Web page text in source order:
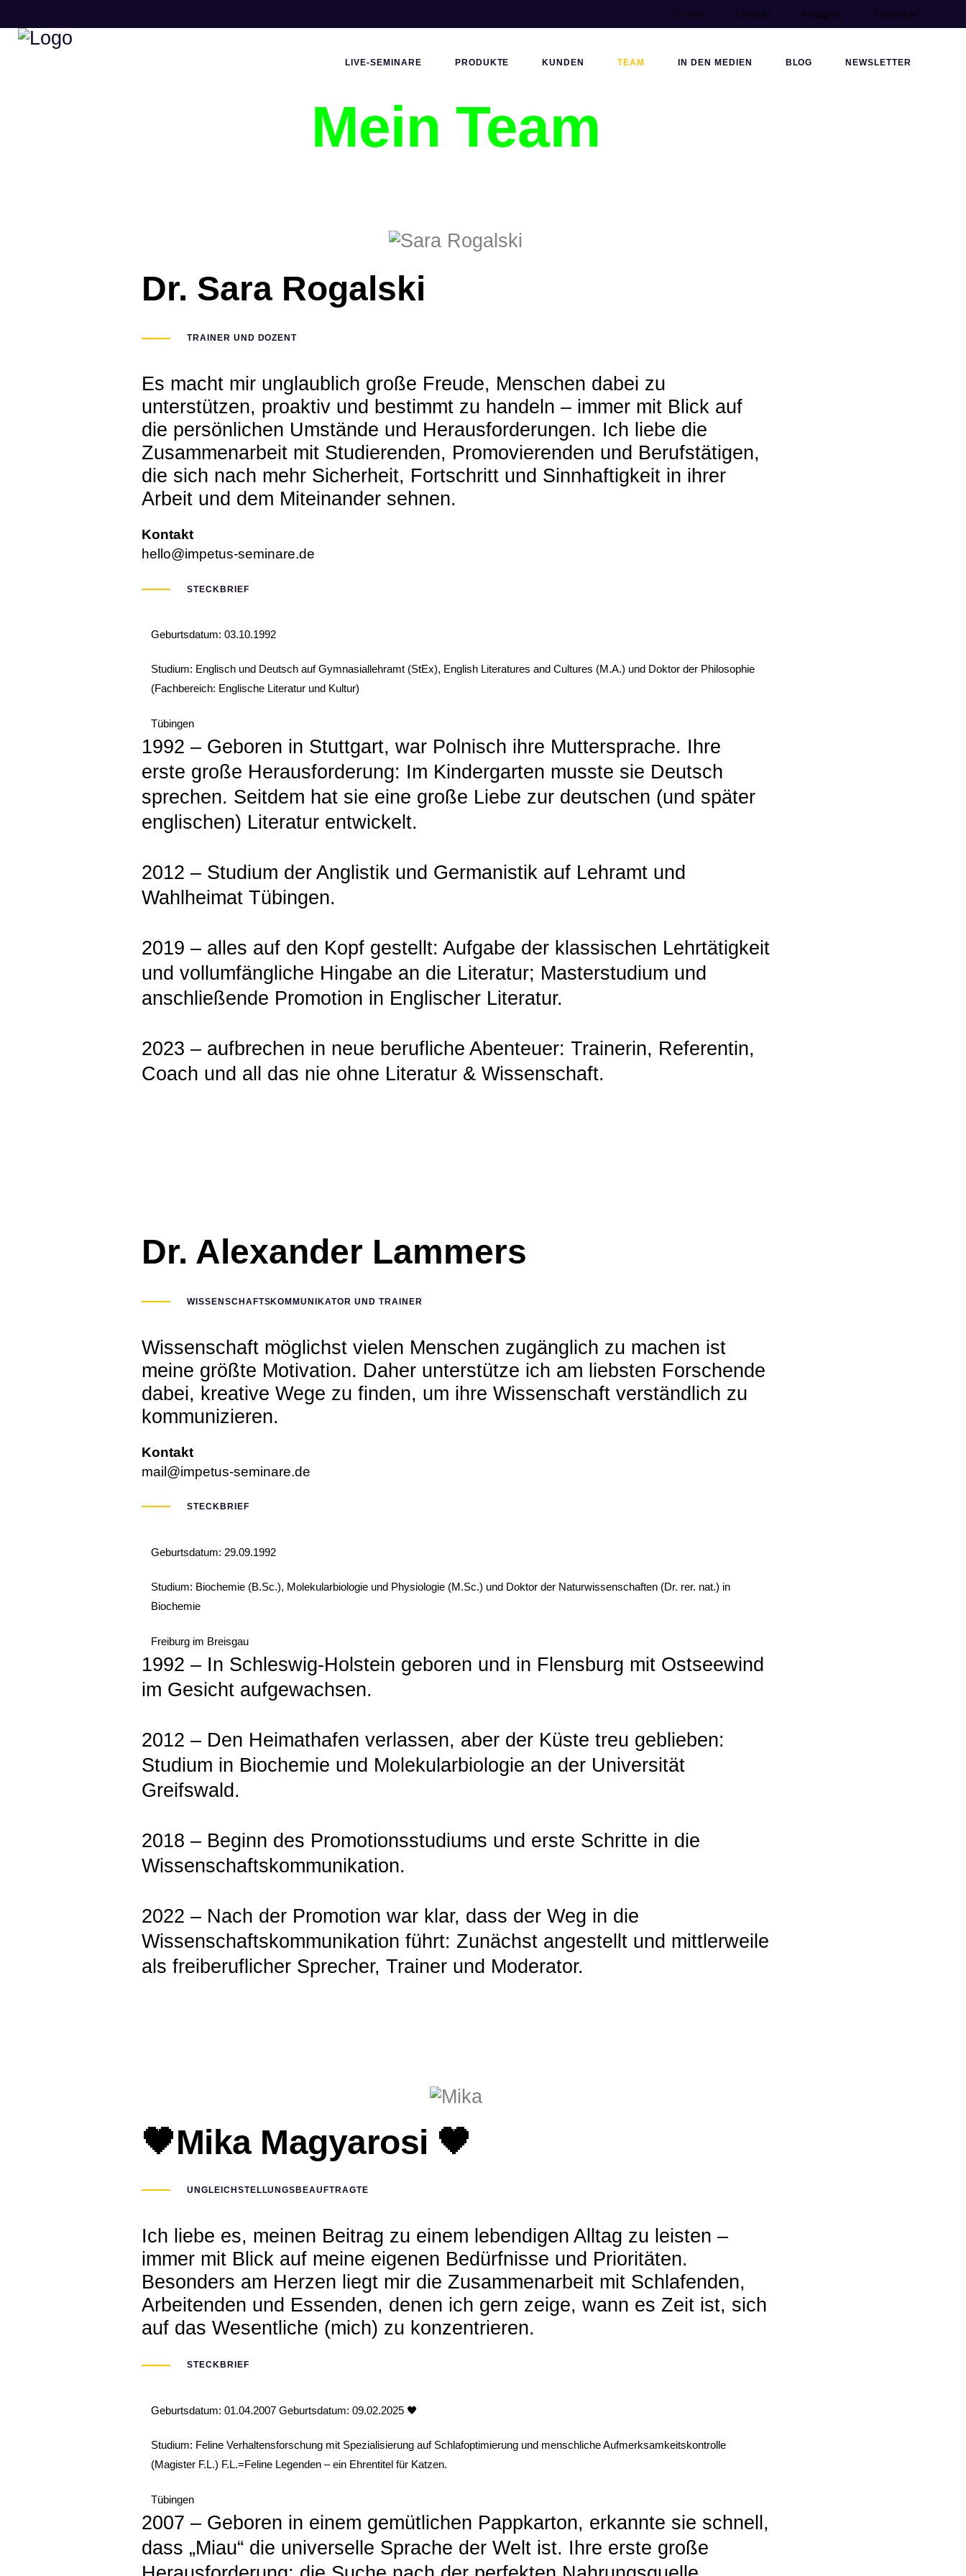
Kontakt LinkedIn Instagram Facebook
LIVE-SEMINARE PRODUKTE KUNDEN TEAM IN DEN MEDIEN BLOG NEWSLETTER
Mein Team
Dr. Sara Rogalski
TRAINER UND DOZENT
Es macht mir unglaublich große Freude, Menschen dabei zu
unterstützen, proaktiv und bestimmt zu handeln – immer mit Blick auf
die persönlichen Umstände und Herausforderungen. Ich liebe die
Zusammenarbeit mit Studierenden, Promovierenden und Berufstätigen,
die sich nach mehr Sicherheit, Fortschritt und Sinnhaftigkeit in ihrer
Arbeit und dem Miteinander sehnen.
Kontakt
hello@impetus-seminare.de
STECKBRIEF
Geburtsdatum: 03.10.1992
Studium: Englisch und Deutsch auf Gymnasiallehramt (StEx), English Literatures and Cultures (M.A.) und Doktor der Philosophie
(Fachbereich: Englische Literatur und Kultur)
Tübingen
1992 – Geboren in Stuttgart, war Polnisch ihre Muttersprache. Ihre
erste große Herausforderung: Im Kindergarten musste sie Deutsch
sprechen. Seitdem hat sie eine große Liebe zur deutschen (und später
englischen) Literatur entwickelt.
2012 – Studium der Anglistik und Germanistik auf Lehramt und
Wahlheimat Tübingen.
2019 – alles auf den Kopf gestellt: Aufgabe der klassischen Lehrtätigkeit
und vollumfängliche Hingabe an die Literatur; Masterstudium und
anschließende Promotion in Englischer Literatur.
2023 – aufbrechen in neue berufliche Abenteuer: Trainerin, Referentin,
Coach und all das nie ohne Literatur & Wissenschaft.
Dr. Alexander Lammers
WISSENSCHAFTSKOMMUNIKATOR UND TRAINER
Wissenschaft möglichst vielen Menschen zugänglich zu machen ist
meine größte Motivation. Daher unterstütze ich am liebsten Forschende
dabei, kreative Wege zu finden, um ihre Wissenschaft verständlich zu
kommunizieren.
Kontakt
mail@impetus-seminare.de
STECKBRIEF
Geburtsdatum: 29.09.1992
Studium: Biochemie (B.Sc.), Molekularbiologie und Physiologie (M.Sc.) und Doktor der Naturwissenschaften (Dr. rer. nat.) in
Biochemie
Freiburg im Breisgau
1992 – In Schleswig-Holstein geboren und in Flensburg mit Ostseewind
im Gesicht aufgewachsen.
2012 – Den Heimathafen verlassen, aber der Küste treu geblieben:
Studium in Biochemie und Molekularbiologie an der Universität
Greifswald.
2018 – Beginn des Promotionsstudiums und erste Schritte in die
Wissenschaftskommunikation.
2022 – Nach der Promotion war klar, dass der Weg in die
Wissenschaftskommunikation führt: Zunächst angestellt und mittlerweile
als freiberuflicher Sprecher, Trainer und Moderator.
🖤Mika Magyarosi 🖤
UNGLEICHSTELLUNGSBEAUFTRAGTE
Ich liebe es, meinen Beitrag zu einem lebendigen Alltag zu leisten –
immer mit Blick auf meine eigenen Bedürfnisse und Prioritäten.
Besonders am Herzen liegt mir die Zusammenarbeit mit Schlafenden,
Arbeitenden und Essenden, denen ich gern zeige, wann es Zeit ist, sich
auf das Wesentliche (mich) zu konzentrieren.
STECKBRIEF
Geburtsdatum: 01.04.2007 Geburtsdatum: 09.02.2025 🖤
Studium: Feline Verhaltensforschung mit Spezialisierung auf Schlafoptimierung und menschliche Aufmerksamkeitskontrolle
(Magister F.L.) F.L.=Feline Legenden – ein Ehrentitel für Katzen.
Tübingen
2007 – Geboren in einem gemütlichen Pappkarton, erkannte sie schnell,
dass „Miau“ die universelle Sprache der Welt ist. Ihre erste große